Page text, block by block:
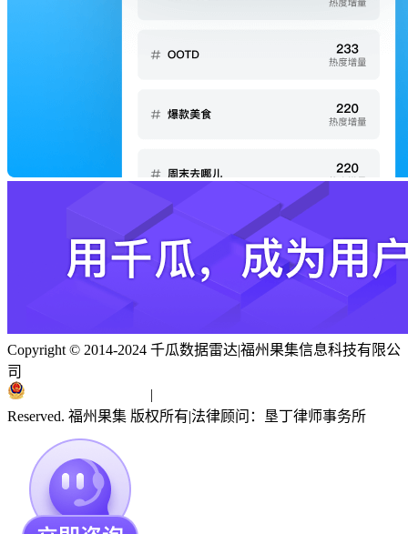
Copyright © 2014-2024 千瓜数据雷达|福州果集信息科技有限公
司
|
Reserved. 福州果集 版权所有|法律顾问：垦丁律师事务所